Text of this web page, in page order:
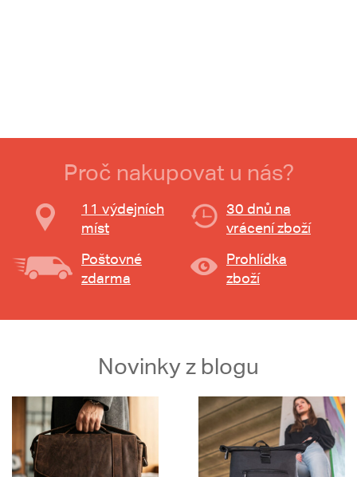
Proč nakupovat u nás?
11 výdejních
míst
30 dnů na
vrácení zboží
Poštovné
zdarma
Prohlídka
zboží
Novinky z blogu